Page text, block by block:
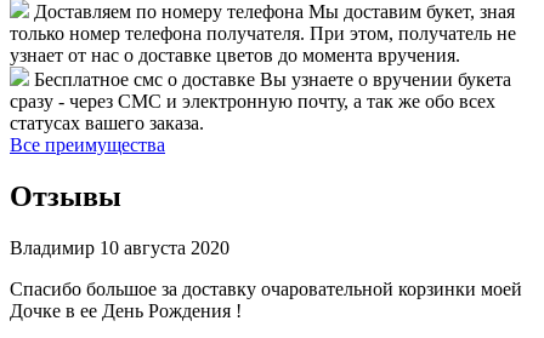
Доставляем по номеру телефона Мы доставим букет, зная
только номер телефона получателя. При этом, получатель не
узнает от нас о доставке цветов до момента вручения.
Бесплатное смс о доставке Вы узнаете о вручении букета
сразу - через СМС и электронную почту, а так же обо всех
статусах вашего заказа.
Все преимущества
Отзывы
Владимир 10 августа 2020
Спасибо большое за доставку очаровательной корзинки моей
Дочке в ее День Рождения !